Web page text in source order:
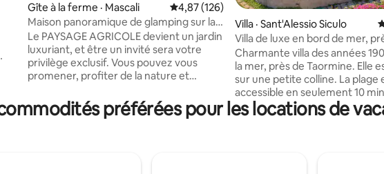
Gîte à la ferme · Mascali Note moyenne de 4,87 sur 5, 126
4,87 (126)
Maison panoramique de glamping sur la
charmante ferme écologique de l'Etna
Le PAYSAGE AGRICOLE devient un jardin
luxuriant, et être un invité sera votre
privilège exclusif. Vous pouvez vous
promener, profiter de la nature et
propres fruits et demander une
DÉGUSTATION DE NOTRE VIN. À
Villa · Sant'Alessio Siculo
Villa de luxe en bord de mer,
Taormine, Sicile
Charmante villa des années
la mer, près de Taormine. Elle
sur une petite colline. La plage
accessible en seulement 10
pied. La villa est idéale pour
personnes. Deux chambres doubles,
Vous aurez : 2 places de parking
préférées pour les locations de